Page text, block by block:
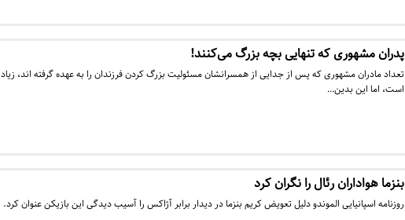
پدران مشهوری که تنهایی بچه بزرگ می‌کنند!
تعداد مادران مشهوری که پس از جدایی از همسرانشان مسئولیت بزرگ کردن فرزندان را به عهده گرفته اند، زیاد
است، اما این بدین…
بنزما هواداران رئال را نگران کرد
روزنامه اسپانیایی الموندو دلیل تعویض کریم بنزما در دیدار برابر آژاکس را آسیب دیدگی این بازیکن عنوان کرد.